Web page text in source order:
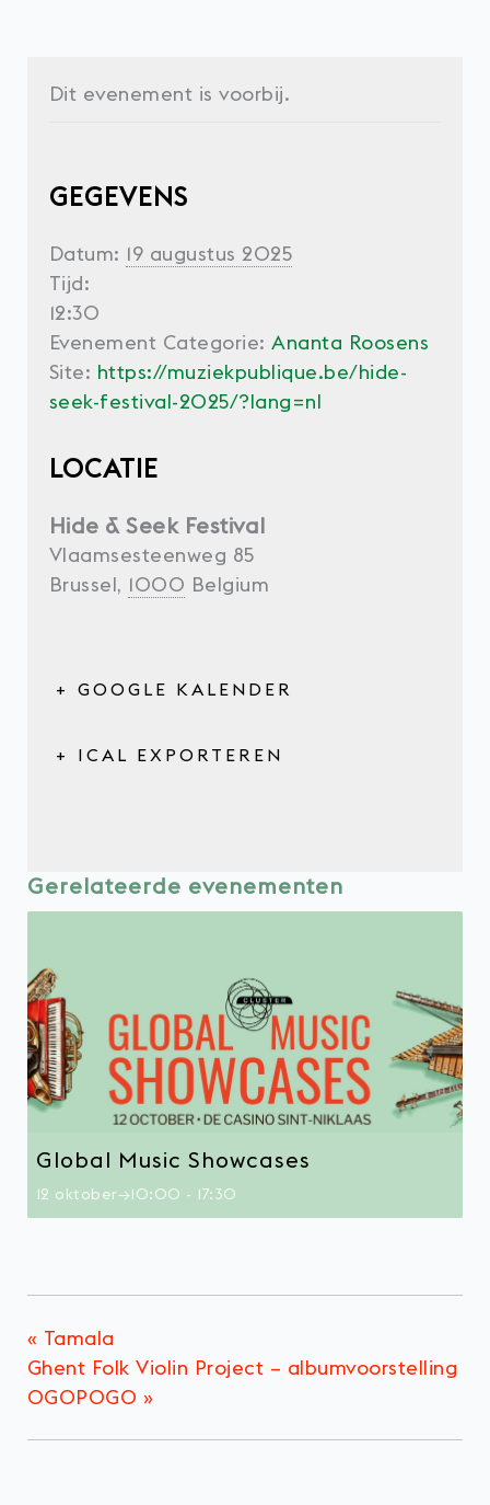
Dit evenement is voorbij.
GEGEVENS
Datum: 19 augustus 2025
Tijd:
12:30
Evenement Categorie: Ananta Roosens
Site: https://muziekpublique.be/hide-
seek-festival-2025/?lang=nl
LOCATIE
Hide & Seek Festival
Vlaamsesteenweg 85
Brussel, 1000 Belgium
+ GOOGLE KALENDER
+ ICAL EXPORTEREN
Gerelateerde evenementen
Global Music Showcases
12 oktober→10:00 - 17:30
« Tamala
Ghent Folk Violin Project – albumvoorstelling
OGOPOGO »